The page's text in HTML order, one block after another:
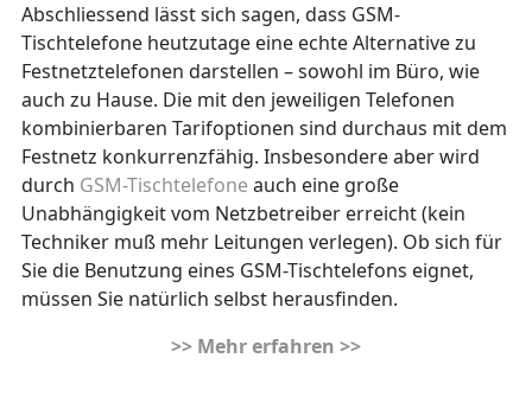
Abschliessend lässt sich sagen, dass GSM-
Tischtelefone heutzutage eine echte Alternative zu
Festnetztelefonen darstellen – sowohl im Büro, wie
auch zu Hause. Die mit den jeweiligen Telefonen
kombinierbaren Tarifoptionen sind durchaus mit dem
Festnetz konkurrenzfähig. Insbesondere aber wird
durch GSM-Tischtelefone auch eine große
Unabhängigkeit vom Netzbetreiber erreicht (kein
Techniker muß mehr Leitungen verlegen). Ob sich für
Sie die Benutzung eines GSM-Tischtelefons eignet,
müssen Sie natürlich selbst herausfinden.
>> Mehr erfahren >>